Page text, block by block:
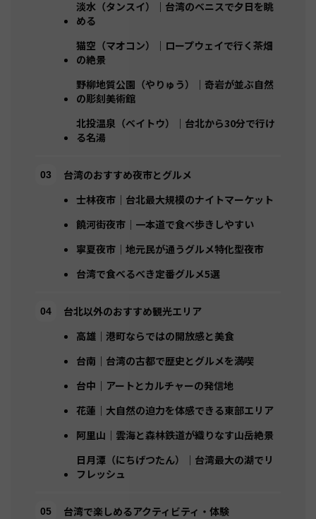
淡水（タンスイ）｜台湾のベニスで夕日を眺
める
猫空（マオコン）｜ロープウェイで行く茶畑
の絶景
野柳地質公園（やりゅう）｜奇岩が並ぶ自然
の彫刻美術館
北投温泉（ベイトウ）｜台北から30分で行け
る名湯
台湾のおすすめ夜市とグルメ
士林夜市｜台北最大規模のナイトマーケット
饒河街夜市｜一本道で食べ歩きしやすい
寧夏夜市｜地元民が通うグルメ特化型夜市
台湾で食べるべき定番グルメ5選
台北以外のおすすめ観光エリア
高雄｜港町ならではの開放感と美食
台南｜台湾の古都で歴史とグルメを満喫
台中｜アートとカルチャーの発信地
花蓮｜大自然の迫力を体感できる東部エリア
阿里山｜雲海と森林鉄道が織りなす山岳絶景
日月潭（にちげつたん）｜台湾最大の湖でリ
フレッシュ
台湾で楽しめるアクティビティ・体験